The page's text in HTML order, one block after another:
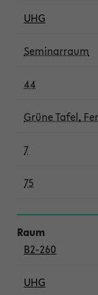
UHG
Seminarraum
44
Grüne Tafel,
7
75
B2-260
UHG